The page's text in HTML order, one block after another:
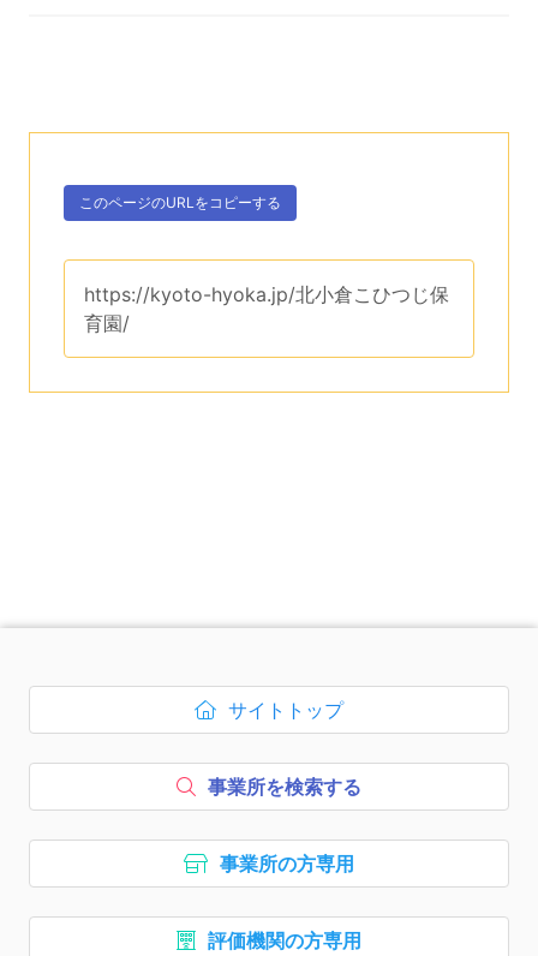
ボタン、
このページのURLをコピーする
。
このページのURLは、
https://kyoto-hyoka.jp/北小倉こひつじ保
育園/
次のコンテンツはページのフ
ボタン1、
サイトトップ
を開く
ボタン2、
事業所を検索する
ボタン3、
事業所の方専用
評価機関の方専用